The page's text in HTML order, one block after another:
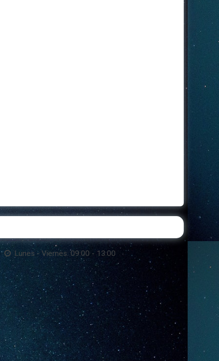
Lunes - Viernes: 09:00 - 13:00